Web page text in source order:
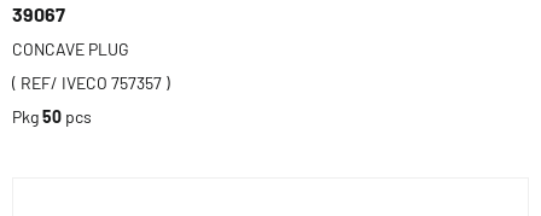
39067
CONCAVE PLUG
( REF/ IVECO 757357 )
Pkg50 pcs